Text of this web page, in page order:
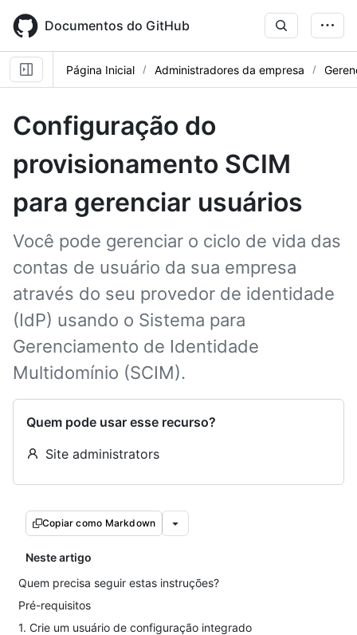
main
content
Documentos do GitHub
Página Inicial Administradores da empresa
Configuração do
provisionamento SCIM
para gerenciar usuários
Você pode gerenciar o ciclo de vida das
contas de usuário da sua empresa
através do seu provedor de identidade
(IdP) usando o Sistema para
Gerenciamento de Identidade
Multidomínio (SCIM).
Quem pode usar esse recurso?
Site administrators
Copiar como Markdown
Neste artigo
Quem precisa seguir estas instruções?
Pré-requisitos
1. Crie um usuário de configuração integrado